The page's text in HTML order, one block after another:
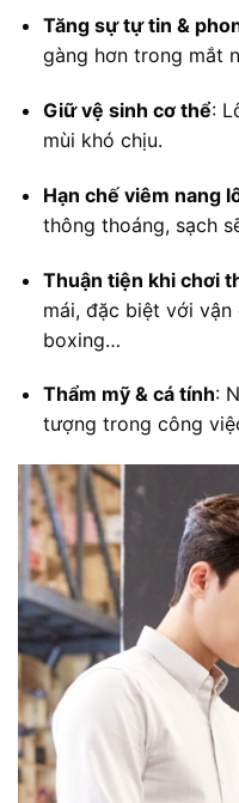
Tăng sự tự tin &
gàng hơn trong mắt
Giữ vệ sinh cơ thể:
mùi khó chịu.
Hạn chế viêm nang
thông thoáng, sạch
Thuận tiện khi chơi
mái, đặc biệt với
boxing…
Thẩm mỹ & cá tính:
tượng trong công